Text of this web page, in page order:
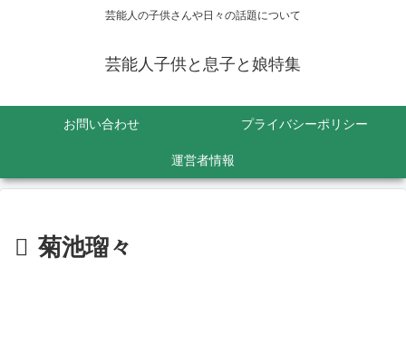
芸能人の子供さんや日々の話題について
芸能人子供と息子と娘特集
お問い合わせ プライバシーポリシー
運営者情報
菊池瑠々